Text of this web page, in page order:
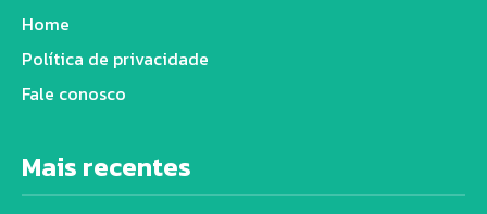
Home
Política de privacidade
Fale conosco
Mais recentes